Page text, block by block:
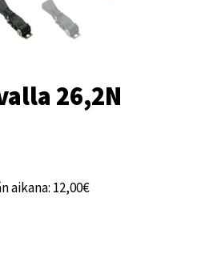
26,2N
aikana: 12,00€